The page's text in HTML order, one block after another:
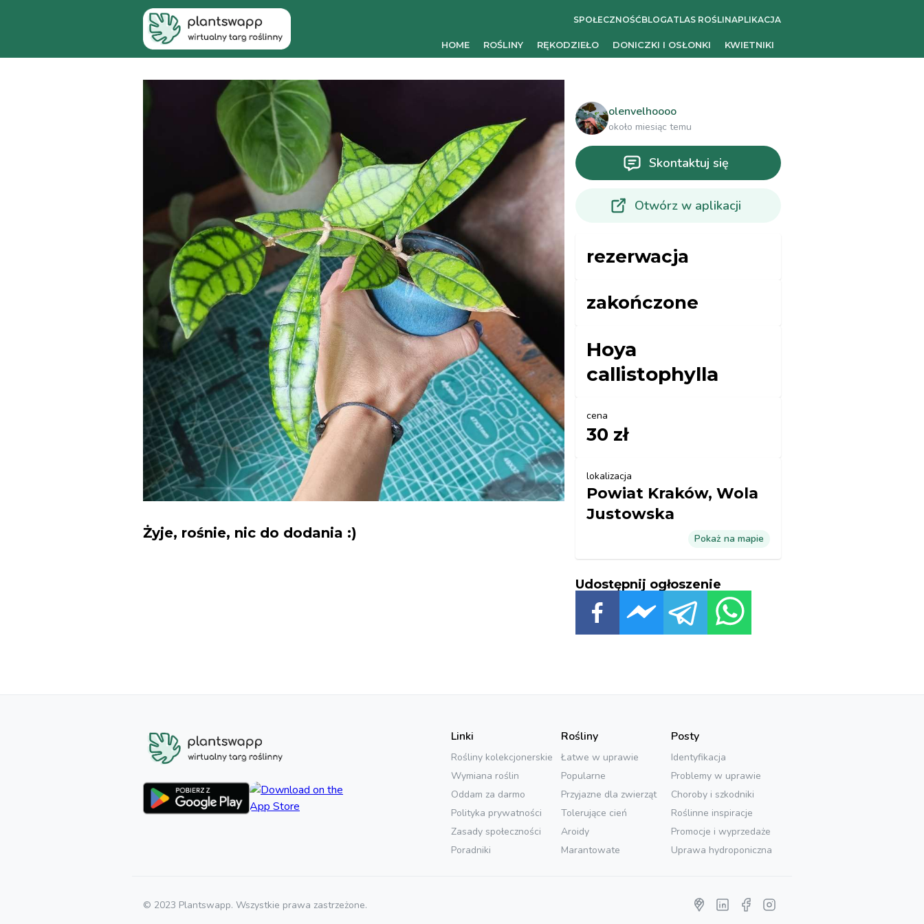
SPOŁECZNOŚĆBLOGATLAS ROŚLINAPLIKACJA
HOME ROŚLINY RĘKODZIEŁO DONICZKI I OSŁONKI KWIETNIKI
Żyje, rośnie, nic do dodania :)
olenvelhoooo
około miesiąc temu
Skontaktuj się
Otwórz w aplikacji
rezerwacja
zakończone
Hoya
callistophylla
cena
30 zł
lokalizacja
Powiat Kraków, Wola
Justowska
Pokaż na mapie
Udostępnij ogłoszenie
Linki
Rośliny kolekcjonerskie
Wymiana roślin
Oddam za darmo
Polityka prywatności
Zasady społeczności
Poradniki
Rośliny
Łatwe w uprawie
Popularne
Przyjazne dla zwierząt
Tolerujące cień
Aroidy
Marantowate
Posty
Identyfikacja
Problemy w uprawie
Choroby i szkodniki
Roślinne inspiracje
Promocje i wyprzedaże
Uprawa hydroponiczna
© 2023 Plantswapp. Wszystkie prawa zastrzeżone.